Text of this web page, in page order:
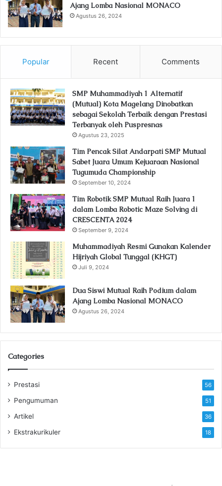
Ajang Lomba Nasional MONACO
Agustus 26, 2024
Popular Recent Comments
SMP Muhammadiyah 1 Alternatif
(Mutual) Kota Magelang Dinobatkan
sebagai Sekolah Terbaik dengan Prestasi
Terbanyak oleh Puspresnas
Agustus 23, 2025
Tim Pencak Silat Andarpati SMP Mutual
Sabet Juara Umum Kejuaraan Nasional
Tugumuda Championship
September 10, 2024
Tim Robotik SMP Mutual Raih Juara 1
dalam Lomba Robotic Maze Solving di
CRESCENTA 2024
September 9, 2024
Muhammadiyah Resmi Gunakan Kalender
Hijriyah Global Tunggal (KHGT)
Juli 9, 2024
Dua Siswi Mutual Raih Podium dalam
Ajang Lomba Nasional MONACO
Agustus 26, 2024
Categories
Prestasi 56
Pengumuman 51
Artikel 36
Ekstrakurikuler 18